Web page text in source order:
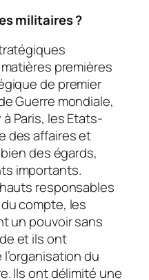
militaires ?
premières
de premier
Guerre mondiale,
Paris, les Etats-
des affaires et
des égards,
importants.
responsables
compte, les
un pouvoir sans
et ils ont
du
Ils ont délimité une